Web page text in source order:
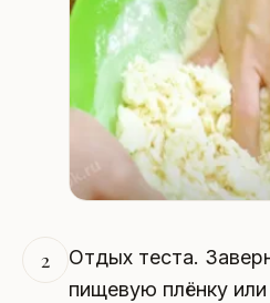
2
Отдых теста.
пищевую плёнку